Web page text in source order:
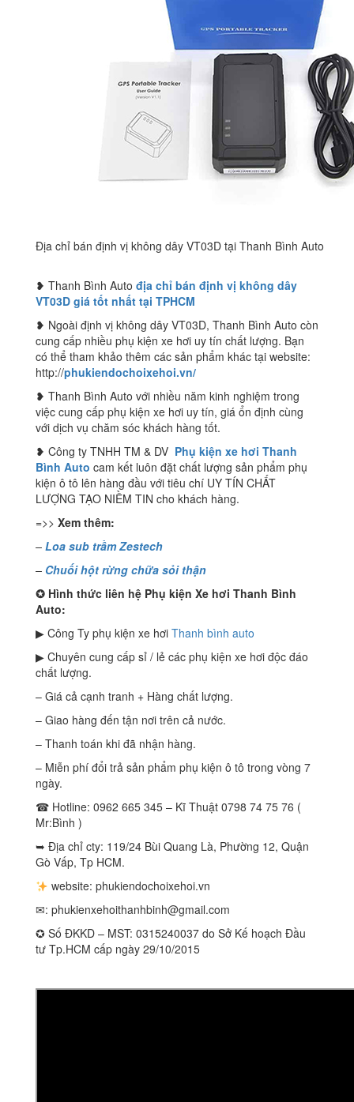
Địa chỉ bán định vị không dây VT03D tại Thanh Bình Auto
❥ Thanh Bình Auto địa chỉ bán định vị không dây
VT03D giá tốt nhất tại TPHCM
❥ Ngoài định vị không dây VT03D, Thanh Bình Auto còn
cung cấp nhiều phụ kiện xe hơi uy tín chất lượng. Bạn
có thể tham khảo thêm các sản phẩm khác tại website:
http://phukiendochoixehoi.vn/
❥ Thanh Bình Auto với nhiều năm kinh nghiệm trong
việc cung cấp phụ kiện xe hơi uy tín, giá ổn định cùng
với dịch vụ chăm sóc khách hàng tốt.
❥ Công ty TNHH TM & DV Phụ kiện xe hơi Thanh
Bình Auto cam kết luôn đặt chất lượng sản phẩm phụ
kiện ô tô lên hàng đầu với tiêu chí UY TÍN CHẤT
LƯỢNG TẠO NIỀM TIN cho khách hàng.
=>> Xem thêm:
– Loa sub trầm Zestech
– Chuối hột rừng chữa sỏi thận
✪ Hình thức liên hệ Phụ kiện Xe hơi Thanh Bình
Auto:
▶ Công Ty phụ kiện xe hơi Thanh bình auto
▶ Chuyên cung cấp sỉ / lẻ các phụ kiện xe hơi độc đáo
chất lượng.
– Giá cả cạnh tranh + Hàng chất lượng.
– Giao hàng đến tận nơi trên cả nước.
– Thanh toán khi đã nhận hàng.
– Miễn phí đổi trả sản phẩm phụ kiện ô tô trong vòng 7
ngày.
☎ Hotline: 0962 665 345 – Kĩ Thuật 0798 74 75 76 (
Mr:Bình )
➥ Địa chỉ cty: 119/24 Bùi Quang Là, Phường 12, Quận
Gò Vấp, Tp HCM.
website: phukiendochoixehoi.vn
✉: phukienxehoithanhbinh@gmail.com
✪ Số ĐKKD – MST: 0315240037 do Sở Kế hoạch Đầu
tư Tp.HCM cấp ngày 29/10/2015